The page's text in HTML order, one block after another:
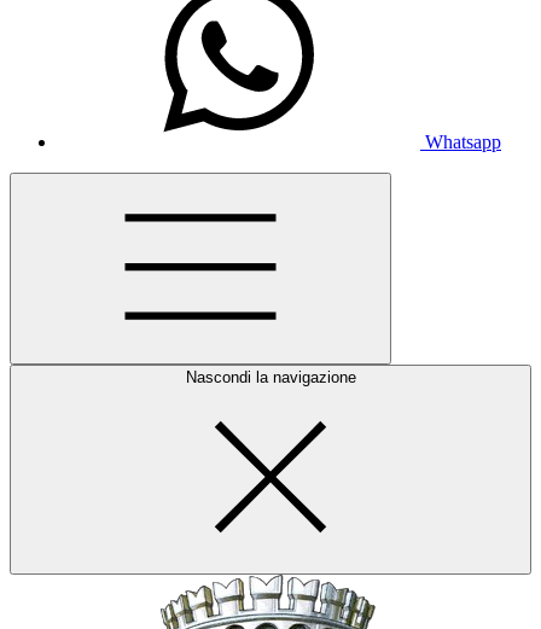
Whatsapp
Nascondi la navigazione